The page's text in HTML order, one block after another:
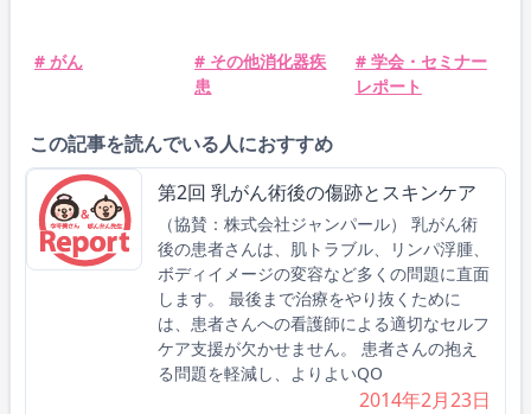
# がん
# その他消化器疾
患
# 学会・セミナー
レポート
この記事を読んでいる人におすすめ
第2回 乳がん術後の傷跡とスキンケア
（協賛：株式会社ジャンパール） 乳がん術
後の患者さんは、肌トラブル、リンパ浮腫、
ボディイメージの変容など多くの問題に直面
します。 最後まで治療をやり抜くために
は、患者さんへの看護師による適切なセルフ
ケア支援が欠かせません。 患者さんの抱え
る問題を軽減し、よりよいQO
2014年2月23日